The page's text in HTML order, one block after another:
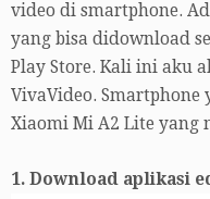
video di smartphone.
yang bisa didownload
Play Store. Kali ini aku
VivaVideo.
Xiaomi Mi A2 Lite yang
1. Download aplikasi